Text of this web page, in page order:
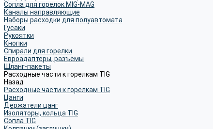
Сопла для горелок MIG-MAG
Каналы направляющие
Наборы расходки для полуавтомата
Гусаки
Рукоятки
Кнопки
Спирали для горелки
Евроадаптеры, разъёмы
Шланг-пакеты
Расходные части к горелкам TIG
Назад
Расходные части к горелкам TIG
Цанги
Держатели цанг
Изоляторы, кольца TIG
Сопла TIG